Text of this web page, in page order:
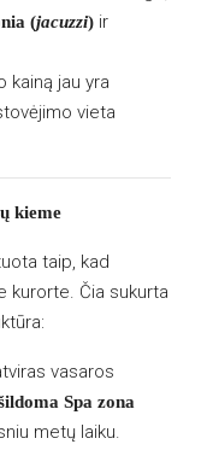
(jacuzzi) ir
kainą jau yra
vieta
kieme
taip, kad
kurorte. Čia sukurta
vasaros
Spa zona
metų laiku.